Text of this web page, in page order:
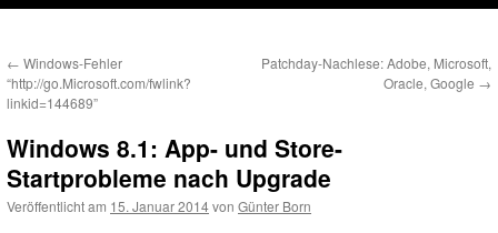
← Windows-Fehler
“http://go.Microsoft.com/fwlink?
linkid=144689”
Patchday-Nachlese: Adobe, Microsoft,
Oracle, Google →
Windows 8.1: App- und Store-
Startprobleme nach Upgrade
Veröffentlicht am 15. Januar 2014von Günter Born